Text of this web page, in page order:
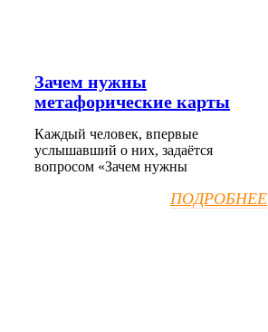
Зачем нужны
метафорические карты
Каждый человек, впервые
услышавший о них, задаётся
вопросом «Зачем нужны
ПОДРОБНЕЕ